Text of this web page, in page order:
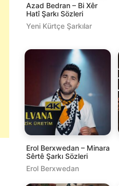
Azad Bedran – Bi Xêr
Hatî Şarkı Sözleri
Yeni Kürtçe Şarkılar
Erol Berxwedan – Minara
Sêrtê Şarkı Sözleri
Erol Berxwedan